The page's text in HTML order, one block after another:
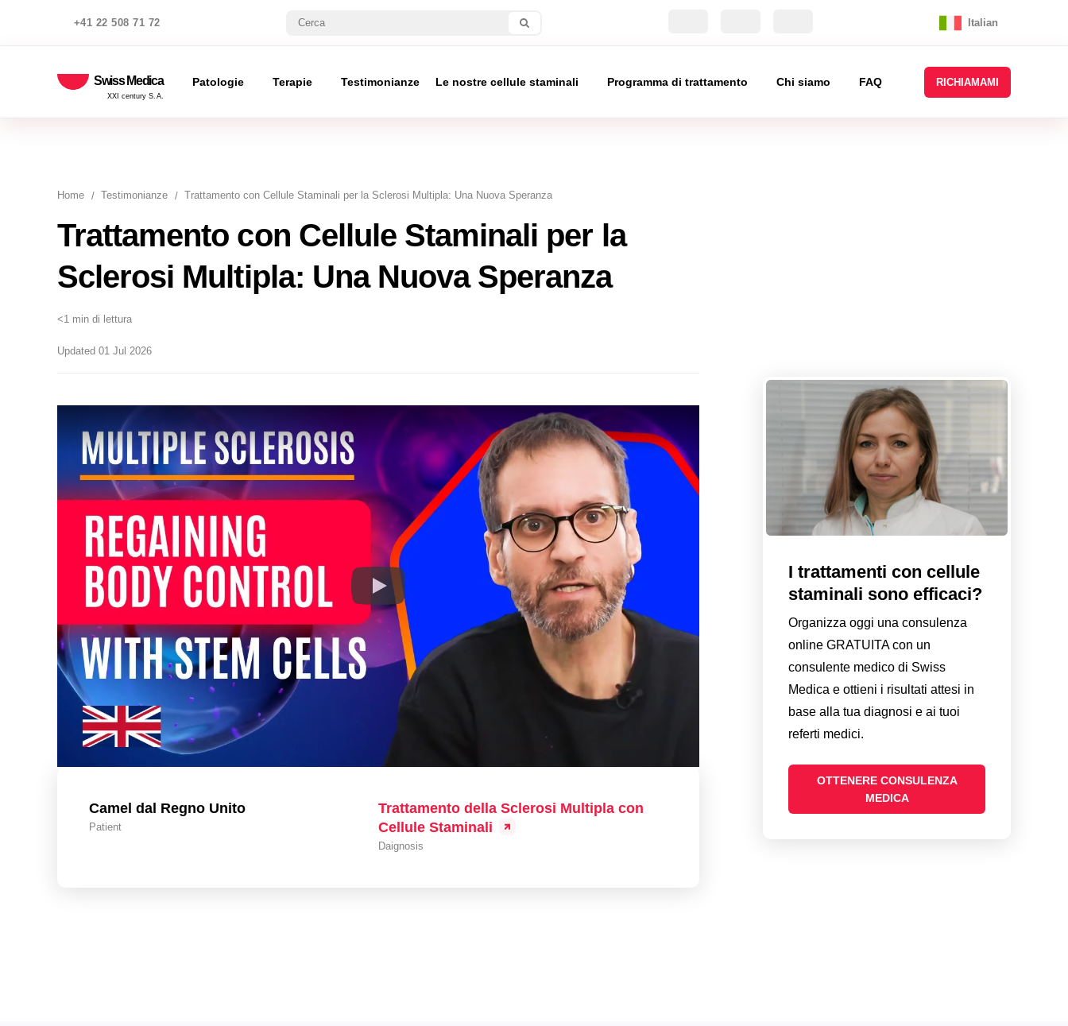
+41 22 508 71 72 Italian
Swiss Medica
XXI century S.A.
Patologie Terapie Testimonianze Le nostre cellule staminali Programma di trattamento Chi siamo FAQ RICHIAMAMI
Home Testimonianze Trattamento con Cellule Staminali per la Sclerosi Multipla: Una Nuova Speranza
Trattamento con Cellule Staminali per la
Sclerosi Multipla: Una Nuova Speranza
<1 min di lettura
Updated 01 Jul 2026
Camel dal Regno Unito
Patient
Trattamento della Sclerosi Multipla con
Cellule Staminali
Daignosis
I trattamenti con cellule
staminali sono efficaci?
Organizza oggi una consulenza
online GRATUITA con un
consulente medico di Swiss
Medica e ottieni i risultati attesi in
base alla tua diagnosi e ai tuoi
referti medici.
OTTENERE CONSULENZA
MEDICA